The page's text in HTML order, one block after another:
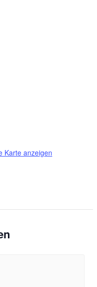
Karte anzeigen